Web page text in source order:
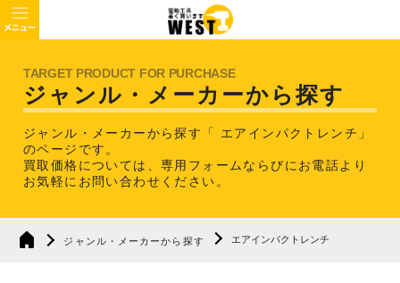
ジャンル・メーカーから探す
ジャンル・メーカーから探す「 エアインパクトレンチ」
のページです。
買取価格については、専用フォームならびにお電話より
お気軽にお問い合わせください。
ジャンル・メーカーから探す エアインパクトレンチ